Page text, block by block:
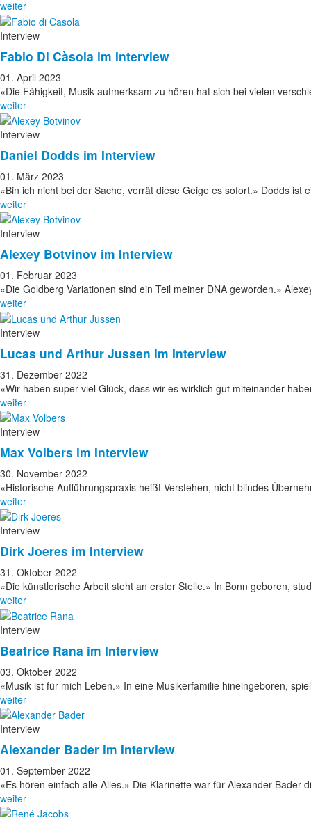
weiter
Interview
Fabio Di Càsola im Interview
01. April 2023
«Die Fähigkeit, Musik aufmerksam zu hören hat sich bei vielen
weiter
Interview
Daniel Dodds im Interview
01. März 2023
«Bin ich nicht bei der Sache, verrät diese Geige es sofort.» Dodds ist
weiter
Interview
Alexey Botvinov im Interview
01. Februar 2023
«Die Goldberg Variationen sind ein Teil meiner DNA geworden.»
weiter
Interview
Lucas und Arthur Jussen im Interview
31. Dezember 2022
«Wir haben super viel Glück, dass wir es wirklich gut miteinander
weiter
Interview
Max Volbers im Interview
30. November 2022
«Historische Aufführungspraxis heißt Verstehen, nicht blindes
weiter
Interview
Dirk Joeres im Interview
31. Oktober 2022
«Die künstlerische Arbeit steht an erster Stelle.» In Bonn geboren,
weiter
Interview
Beatrice Rana im Interview
03. Oktober 2022
«Musik ist für mich Leben.» In eine Musikerfamilie hineingeboren,
weiter
Interview
Alexander Bader im Interview
01. September 2022
«Es hören einfach alle Alles.» Die Klarinette war für Alexander Bader
weiter